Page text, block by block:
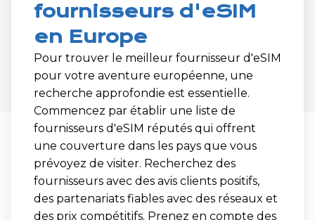
fournisseurs d'eSIM
en Europe
Pour trouver le meilleur fournisseur d'eSIM
pour votre aventure européenne, une
recherche approfondie est essentielle.
Commencez par établir une liste de
fournisseurs d'eSIM réputés qui offrent
une couverture dans les pays que vous
prévoyez de visiter. Recherchez des
fournisseurs avec des avis clients positifs,
des partenariats fiables avec des réseaux et
des prix compétitifs. Prenez en compte des